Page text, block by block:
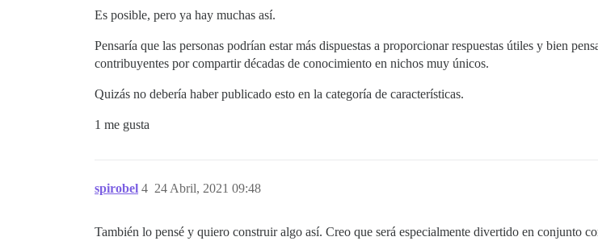
Es posible, pero ya hay muchas así.
Pensaría que las personas podrían estar más dispuestas a proporcionar respuestas útiles y bien
contribuyentes por compartir décadas de conocimiento en nichos muy únicos.
Quizás no debería haber publicado esto en la categoría de características.
1 me gusta
spirobel 24 Abril, 2021 09:48
4
También lo pensé y quiero construir algo así. Creo que será especialmente divertido en conjunto